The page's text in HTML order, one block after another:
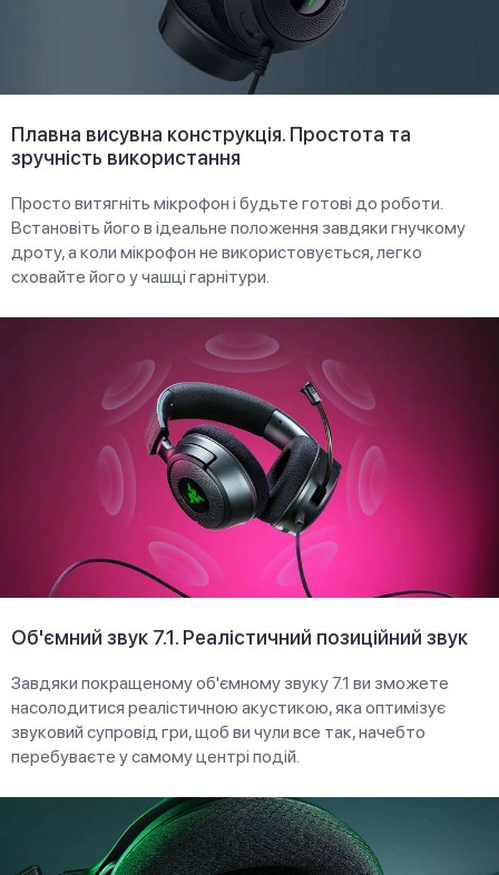
Плавна висувна конструкція. Простота та
зручність використання
Просто витягніть мікрофон і будьте готові до роботи.
Встановіть його в ідеальне положення завдяки гнучкому
дроту, а коли мікрофон не використовується, легко
сховайте його у чашці гарнітури.
Об'ємний звук 7.1. Реалістичний позиційний звук
Завдяки покращеному об'ємному звуку 7.1 ви зможете
насолодитися реалістичною акустикою, яка оптимізує
звуковий супровід гри, щоб ви чули все так, начебто
перебуваєте у самому центрі подій.